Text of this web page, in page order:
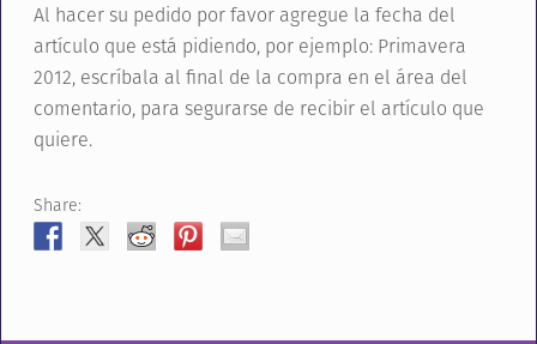
Al hacer su pedido por favor agregue la fecha del
artículo que está pidiendo, por ejemplo: Primavera
2012, escríbala al final de la compra en el área del
comentario, para segurarse de recibir el artículo que
quiere.
Share: